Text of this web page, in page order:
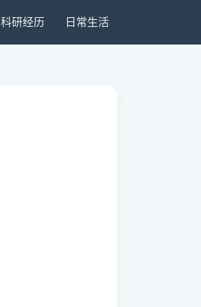
科研经历 日常生活